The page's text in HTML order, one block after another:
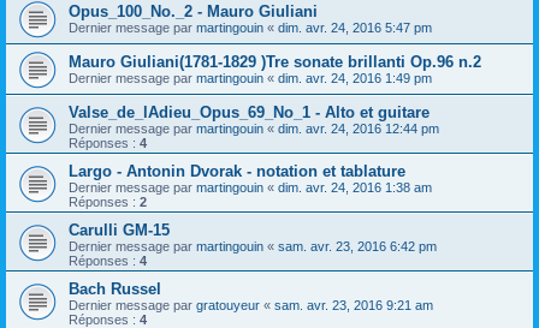
Opus_100_No._2 - Mauro Giuliani
Dernier message par martingouin « dim. avr. 24, 2016 5:47 pm
Mauro Giuliani(1781-1829 )Tre sonate brillanti Op.96 n.2
Dernier message par martingouin « dim. avr. 24, 2016 1:49 pm
Valse_de_lAdieu_Opus_69_No_1 - Alto et guitare
Dernier message par martingouin « dim. avr. 24, 2016 12:44 pm
Réponses : 4
Largo - Antonin Dvorak - notation et tablature
Dernier message par martingouin « dim. avr. 24, 2016 1:38 am
Réponses : 2
Carulli GM-15
Dernier message par martingouin « sam. avr. 23, 2016 6:42 pm
Réponses : 4
Bach Russel
Dernier message par gratouyeur « sam. avr. 23, 2016 9:21 am
Réponses : 4